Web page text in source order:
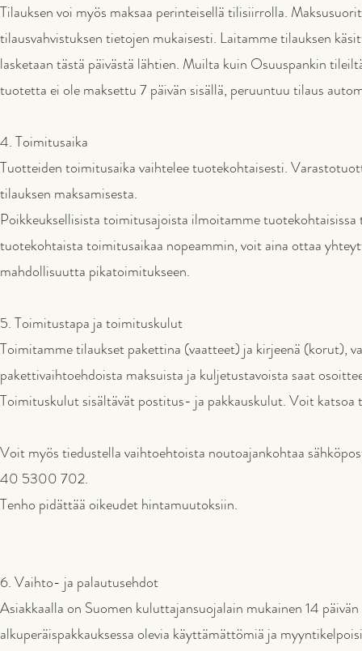
Tilauksen voi myös maksaa perinteisellä tilisiirrolla.
tilausvahvistuksen tietojen mukaisesti. Laitamme tilauksen
lasketaan tästä päivästä lähtien. Muilta kuin Osuuspankin
tuotetta ei ole maksettu 7 päivän sisällä, peruuntuu tilaus
4. Toimitusaika
Tuotteiden toimitusaika vaihtelee tuotekohtaisesti.
tilauksen maksamisesta.
Poikkeuksellisista toimitusajoista ilmoitamme
tuotekohtaista toimitusaikaa nopeammin, voit aina ottaa
mahdollisuutta pikatoimitukseen.
5. Toimitustapa ja toimituskulut
Toimitamme tilaukset pakettina (vaatteet) ja kirjeenä (korut),
pakettivaihtoehdoista maksuista ja kuljetustavoista saat
Toimituskulut sisältävät postitus- ja pakkauskulut. Voit
Voit myös tiedustella vaihtoehtoista noutoajankohtaa
40 5300 702.
Tenho pidättää oikeudet hintamuutoksiin.
6. Vaihto- ja palautusehdot
Asiakkaalla on Suomen kuluttajansuojalain mukainen 14
alkuperäispakkauksessa olevia käyttämättömiä ja